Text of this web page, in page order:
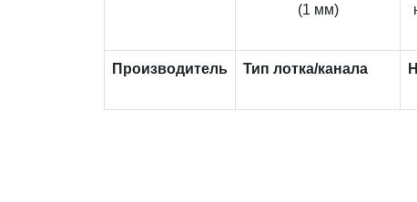
(1 мм)
Производитель Тип лотка/канала